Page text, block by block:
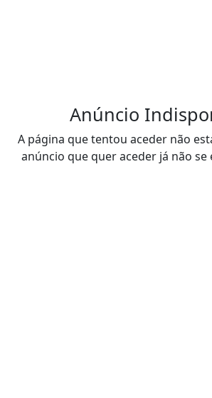
Anúncio
A página que tentou aceder não
anúncio que quer aceder já não